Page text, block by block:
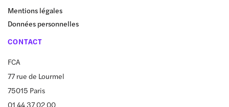
Mentions légales
Données personnelles
CONTACT
FCA
77 rue de Lourmel
75015 Paris
01 44 37 02 00